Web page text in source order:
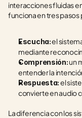
interacciones fluidas
funciona en tres pasos
Escucha: el
mediante
Comprensión: un
entender la
Respuesta: el
convierte en audio
La diferencia con los